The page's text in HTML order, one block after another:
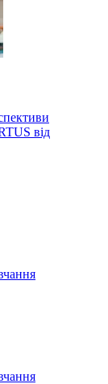
від